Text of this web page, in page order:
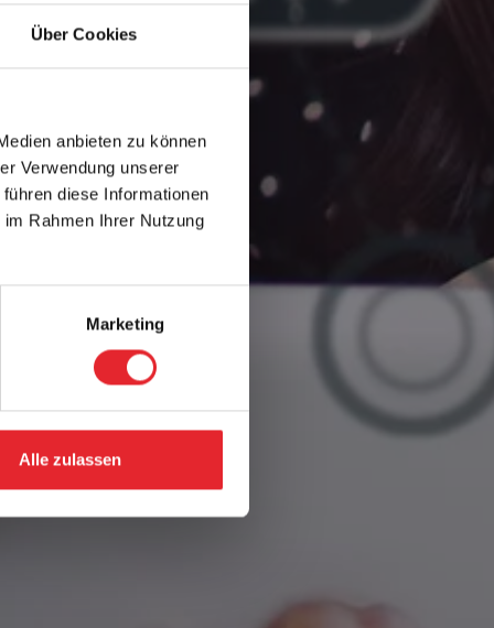
Über Cookies
anbieten zu können
Verwendung unserer
diese Informationen
Rahmen Ihrer Nutzung
Marketing
Alle zulassen